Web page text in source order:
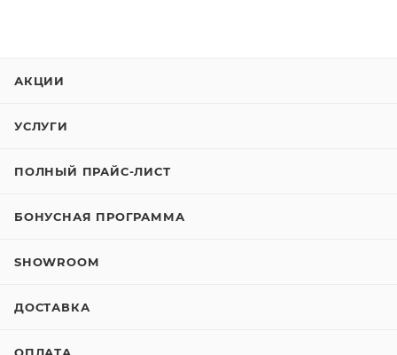
АКЦИИ
УСЛУГИ
ПОЛНЫЙ ПРАЙС-ЛИСТ
БОНУСНАЯ ПРОГРАММА
SHOWROOM
ДОСТАВКА